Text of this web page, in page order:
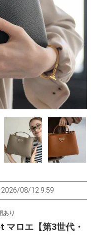
2026/08/12 9:59
あり
マロエ【第3世代・